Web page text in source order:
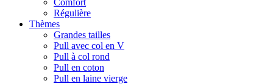
Comfort
Régulière
Thèmes
Grandes tailles
Pull avec col en V
Pull à col rond
Pull en coton
Pull en laine vierge